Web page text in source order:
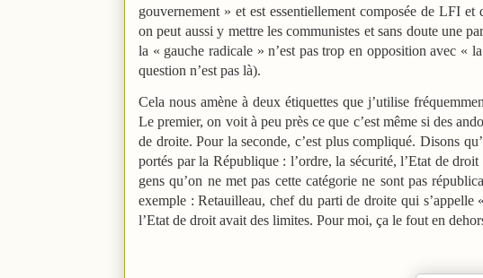
gouvernement » et est essentiellement composée de LFI
on peut aussi y mettre les communistes et sans doute une
la « gauche radicale » n’est pas trop en opposition avec «
question n’est pas là).
Cela nous amène à deux étiquettes que j’utilise
Le premier, on voit à peu près ce que c’est même si des
de droite. Pour la seconde, c’est plus compliqué. Disons
portés par la République : l’ordre, la sécurité, l’Etat de
gens qu’on ne met pas cette catégorie ne sont pas
exemple : Retauilleau, chef du parti de droite qui
l’Etat de droit avait des limites. Pour moi, ça le fout en